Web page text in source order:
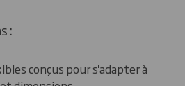
:
conçus pour s'adapter à